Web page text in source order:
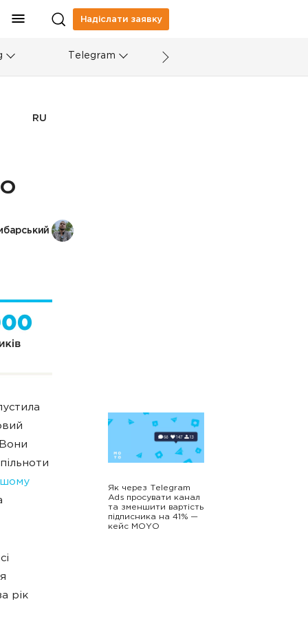
Надіслати заявку
Telegram
RU
Як через Telegram
Ads просувати канал
та зменшити вартість
підписника на 41% —
кейс MOYO
рік